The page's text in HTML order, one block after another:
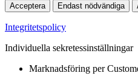
Acceptera Endast nödvändiga
Integritetspolicy
Individuella sekretessinställningar
Marknadsföring per